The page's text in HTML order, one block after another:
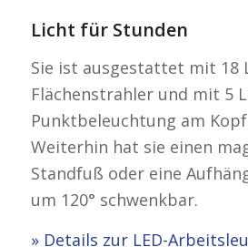
Licht für Stunden
Sie ist ausgestattet mit 18
Flächenstrahler und mit 5
Punktbeleuchtung am
Weiterhin hat sie einen
Standfuß oder eine
um 120° schwenkbar.
» Details zur LED-